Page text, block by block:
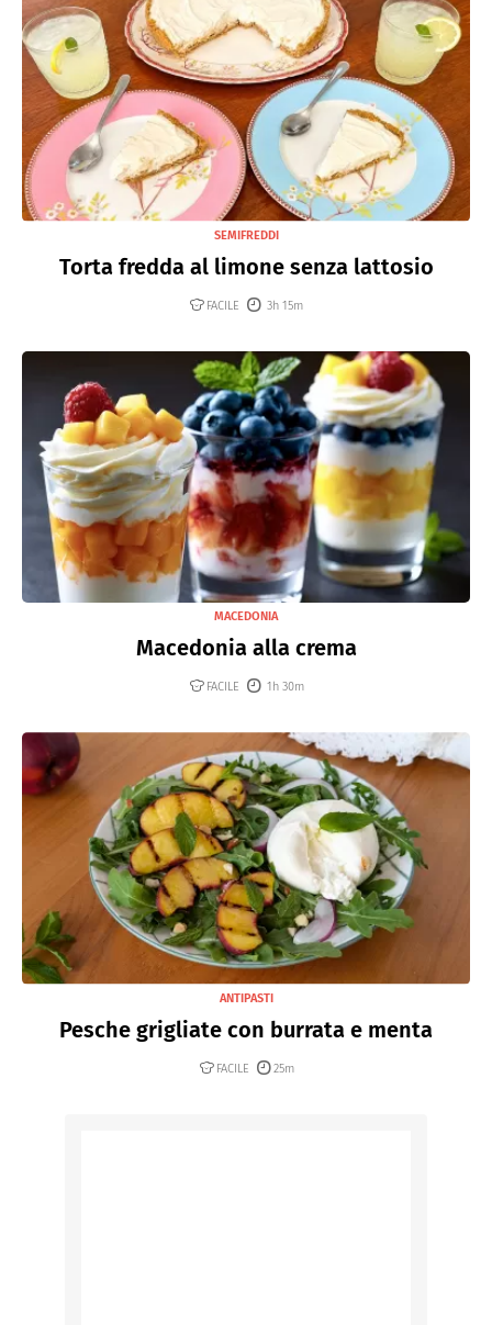
SEMIFREDDI
Torta fredda al limone senza lattosio
FACILE 3h 15m
MACEDONIA
Macedonia alla crema
FACILE 1h 30m
ANTIPASTI
Pesche grigliate con burrata e menta
FACILE 25m